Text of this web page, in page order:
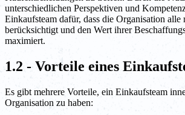
unterschiedlichen Perspektiven und
Einkaufsteam dafür, dass die Organisation alle
berücksichtigt und den Wert ihrer
maximiert.
1.2 - Vorteile eines
Es gibt mehrere Vorteile, ein Einkaufsteam
Organisation zu haben: